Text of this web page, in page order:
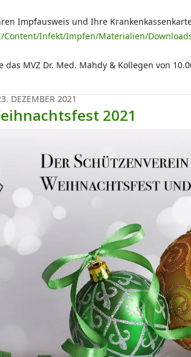
Impfausweis und Ihre
Content/Infekt/Impfen/Materialien/
das MVZ Dr. Med. Mahdy & Kollegen von
DEZEMBER 2021
2021